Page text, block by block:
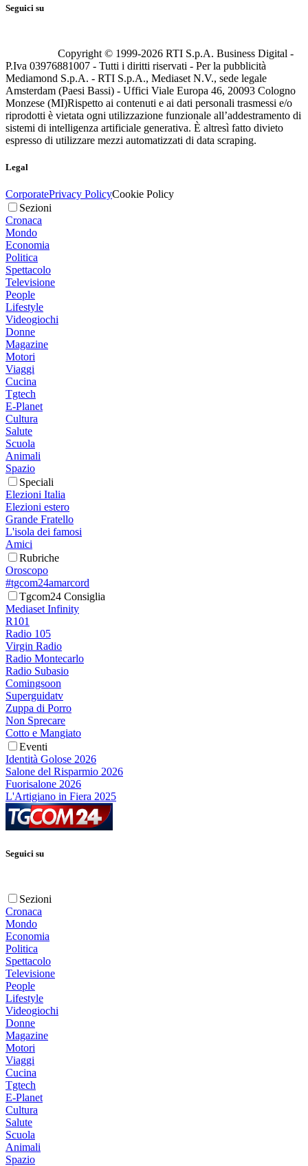
Seguici su
Copyright © 1999-2026 RTI S.p.A. Business Digital -
P.Iva 03976881007 - Tutti i diritti riservati - Per la pubblicità
Mediamond S.p.A. - RTI S.p.A., Mediaset N.V., sede legale
Amsterdam (Paesi Bassi) - Uffici Viale Europa 46, 20093 Cologno
Monzese (MI)Rispetto ai contenuti e ai dati personali trasmessi e/o
riprodotti è vietata ogni utilizzazione funzionale all’addestramento di
sistemi di intelligenza artificiale generativa. È altresì fatto divieto
espresso di utilizzare mezzi automatizzati di data scraping.
Legal
CorporatePrivacy PolicyCookie Policy
Sezioni
Cronaca
Mondo
Economia
Politica
Spettacolo
Televisione
People
Lifestyle
Videogiochi
Donne
Magazine
Motori
Viaggi
Cucina
Tgtech
E-Planet
Cultura
Salute
Scuola
Animali
Spazio
Speciali
Elezioni Italia
Elezioni estero
Grande Fratello
L'isola dei famosi
Amici
Rubriche
Oroscopo
#tgcom24amarcord
Tgcom24 Consiglia
Mediaset Infinity
R101
Radio 105
Virgin Radio
Radio Montecarlo
Radio Subasio
Comingsoon
Superguidatv
Zuppa di Porro
Non Sprecare
Cotto e Mangiato
Eventi
Identità Golose 2026
Salone del Risparmio 2026
Fuorisalone 2026
L'Artigiano in Fiera 2025
Seguici su
Sezioni
Cronaca
Mondo
Economia
Politica
Spettacolo
Televisione
People
Lifestyle
Videogiochi
Donne
Magazine
Motori
Viaggi
Cucina
Tgtech
E-Planet
Cultura
Salute
Scuola
Animali
Spazio